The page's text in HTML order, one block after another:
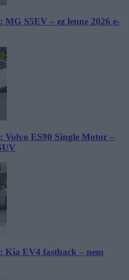
MG S5EV – ez lenne 2026 e-
Volvo ES90 Single Motor –
Kia EV4 fastback – nem